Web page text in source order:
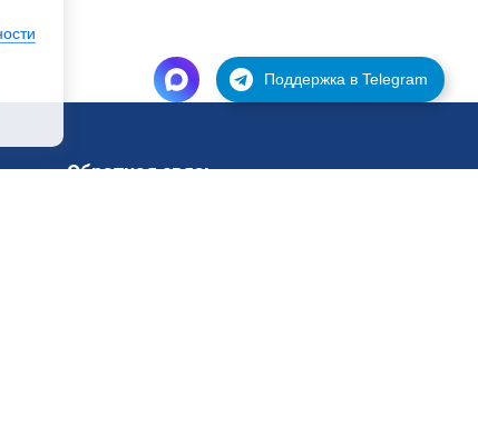
Поддержка в Telegram
Обратная связь